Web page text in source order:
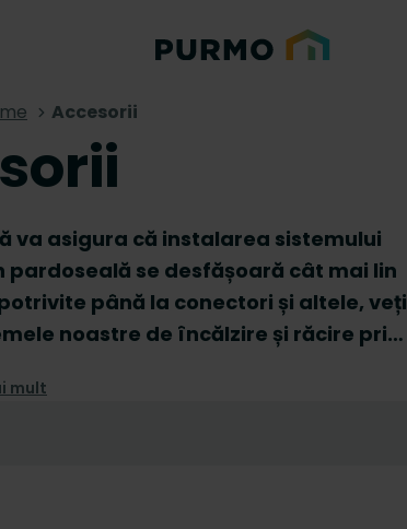
Accesorii
va asigura că instalarea sistemului
se desfășoară cât mai lin
până la conectori și altele, veți
noastre de încălzire și răcire prin
lor funcțional.
mult